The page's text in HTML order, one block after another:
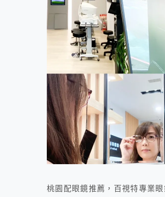
桃園配眼鏡推薦，百視特專業